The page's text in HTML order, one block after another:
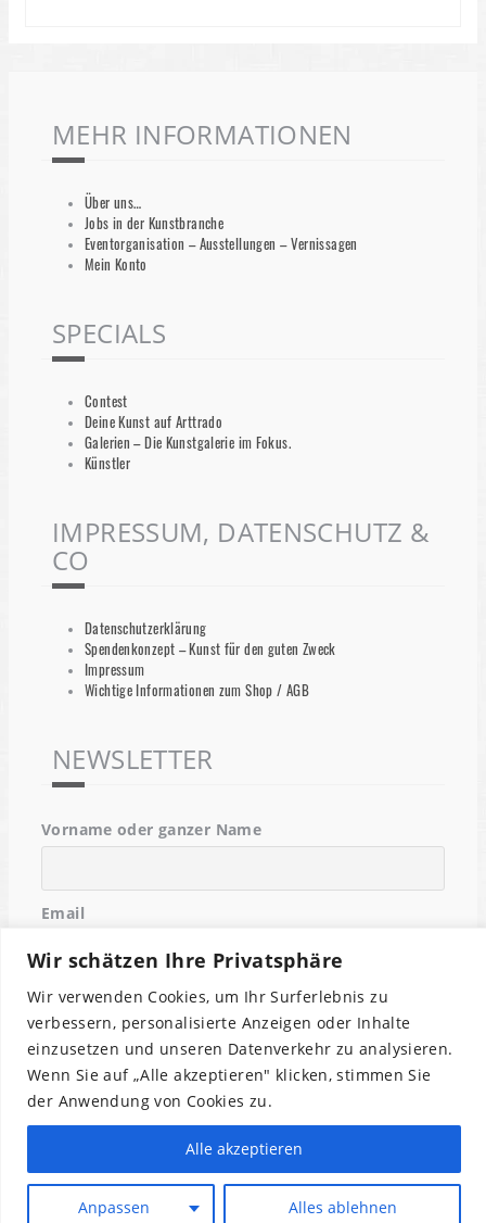
Wir schätzen Ihre Privatsphäre
Wir verwenden Cookies, um Ihr Surferlebnis zu
verbessern, personalisierte Anzeigen oder Inhalte
einzusetzen und unseren Datenverkehr zu analysieren.
Wenn Sie auf „Alle akzeptieren" klicken, stimmen Sie
der Anwendung von Cookies zu.
Anpassen Alles ablehnen
Alle akzeptieren
MEHR INFORMATIONEN
Über uns…
Jobs in der Kunstbranche
Eventorganisation – Ausstellungen – Vernissagen
Mein Konto
SPECIALS
Contest
Deine Kunst auf Arttrado
Galerien – Die Kunstgalerie im Fokus.
Künstler
IMPRESSUM, DATENSCHUTZ &
CO
Datenschutzerklärung
Spendenkonzept – Kunst für den guten Zweck
Impressum
Wichtige Informationen zum Shop / AGB
NEWSLETTER
Vorname oder ganzer Name
Email
Indem Du fortfährst, akzeptierst Du unsere
Datenschutzerklärung.